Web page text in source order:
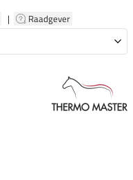
| Raadgever